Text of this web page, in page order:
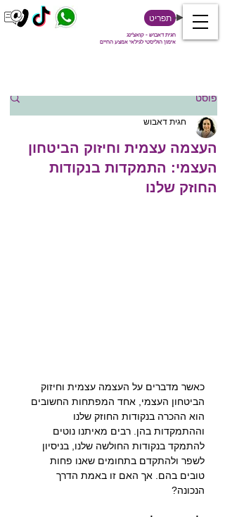
חגית דאבוש - קואצ'ינג
אימון הוליסטי לגילאי אמצע החיים
תפריט
פוסט
העצמה עצמית וחיזוק הביטחון
העצמי: התמקדות בנקודות
החוזק שלנו
חגית דאבוש
כאשר מדברים על העצמה עצמית וחיזוק
הביטחון העצמי, אחד המפתחות החשובים
הוא ההכרה בנקודות החוזק שלנו
וההתמקדות בהן. רבים מאיתנו נוטים
להתמקד בנקודות החולשה שלנו, בניסיון
לשפר ולהתקדם בתחומים שאנו פחות
טובים בהם. אך האם זו באמת הדרך
הנכונה?